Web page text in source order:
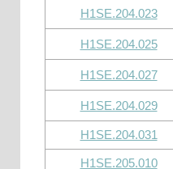
H1SE.204.023
H1SE.204.025
H1SE.204.027
H1SE.204.029
H1SE.204.031
H1SE.205.010